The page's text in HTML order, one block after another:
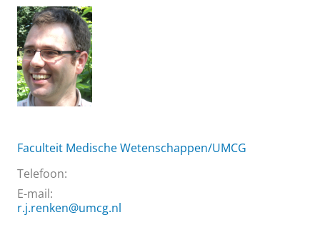
Faculteit Medische Wetenschappen/UMCG
Telefoon:
E-mail:
r.j.renken@umcg.nl